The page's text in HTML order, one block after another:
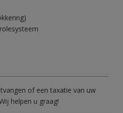
of een taxatie van uw
helpen u graag!